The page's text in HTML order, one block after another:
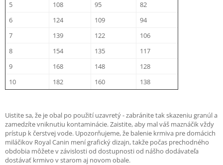
5
108 95
82
6
124 109
94
7
139 122
106
8
154 135
117
9
168 148
128
10
182 160 138
Uistite sa, že je obal po použití uzavretý - zabránite tak skazeniu granúl a
zamedzíte vniknutiu kontaminácie. Zaistite, aby mal váš maznáčik vždy
prístup k čerstvej vode. Upozorňujeme, že balenie krmiva pre domácich
miláčikov Royal Canin mení grafický dizajn, takže počas prechodného
obdobia môžete v závislosti od dostupnosti od nášho dodávateľa
dostávať krmivo v starom aj novom obale.